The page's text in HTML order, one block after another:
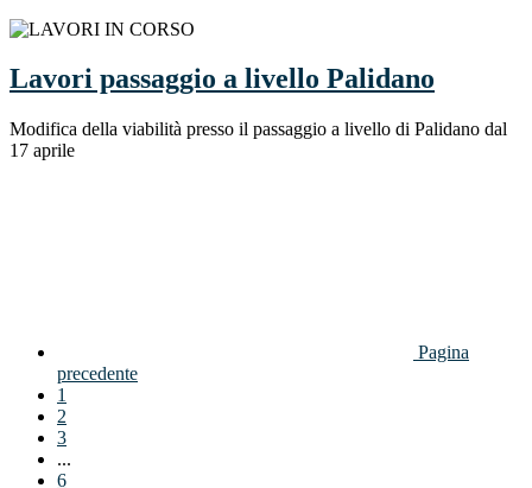
Lavori passaggio a livello Palidano
Modifica della viabilità presso il passaggio a livello di Palidano dal
17 aprile
Pagina
precedente
1
2
3
...
6